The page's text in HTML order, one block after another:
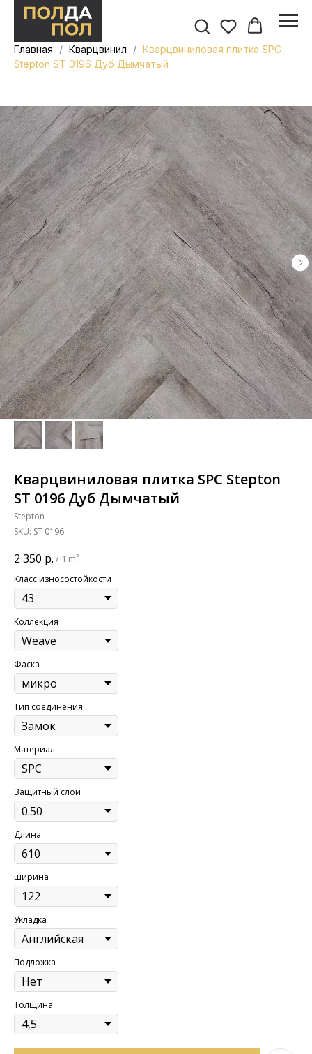
Главная Кварцвинил
Кварцвиниловая плитка SPC
Stepton ST 0196 Дуб Дымчатый
Кварцвиниловая плитка SPC Stepton
ST 0196 Дуб Дымчатый
Stepton
SKU: ST 0196
2 350 р. / 1 m²
Класс износостойкости
Коллекция
Фаска
Тип соединения
Материал
Защитный слой
Длина
ширина
Укладка
Подложка
Толщина